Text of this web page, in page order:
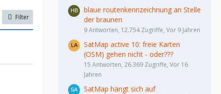
Filter
blaue routenkennzeichnung an Stelle
der braunen
9 Antworten, 12.754 Zugriffe, Vor 9 Jahren
SatMap active 10: freie Karten
(OSM) gehen nicht - oder???
15 Antworten, 26.369 Zugriffe, Vor 16
Jahren
SatMap hängt sich auf